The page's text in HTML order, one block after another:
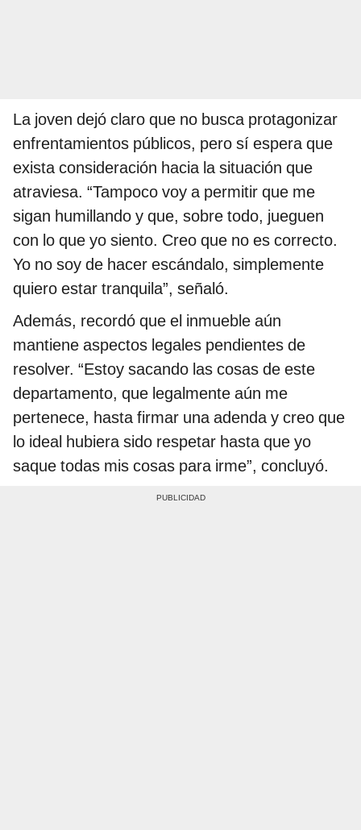
La joven dejó claro que no busca protagonizar
enfrentamientos públicos, pero sí espera que
exista consideración hacia la situación que
atraviesa. “Tampoco voy a permitir que me
sigan humillando y que, sobre todo, jueguen
con lo que yo siento. Creo que no es correcto.
Yo no soy de hacer escándalo, simplemente
quiero estar tranquila”, señaló.
Además, recordó que el inmueble aún
mantiene aspectos legales pendientes de
resolver. “Estoy sacando las cosas de este
departamento, que legalmente aún me
pertenece, hasta firmar una adenda y creo que
lo ideal hubiera sido respetar hasta que yo
saque todas mis cosas para irme”, concluyó.